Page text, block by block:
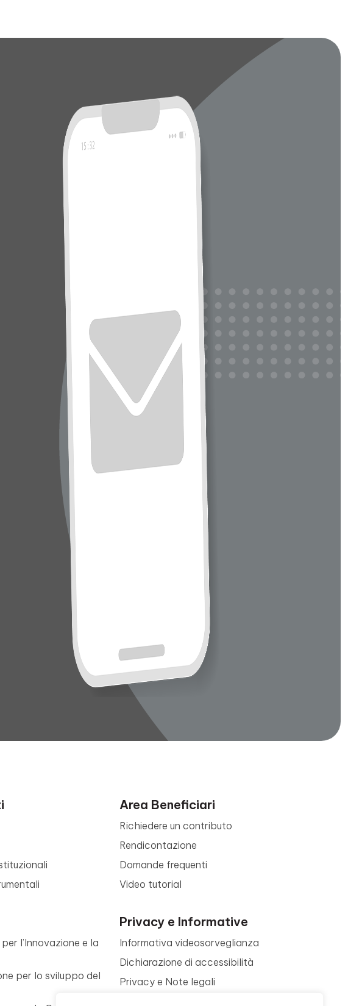
l’Innovazione e la
per lo sviluppo del
Area Beneficiari
Richiedere un contributo
Rendicontazione
Domande frequenti
Video tutorial
Privacy e Informative
Informativa videosorveglianza
Dichiarazione di accessibilità
Privacy e Note legali